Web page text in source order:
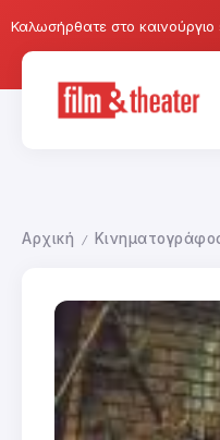
Καλωσήρθατε στο
Αρχική /